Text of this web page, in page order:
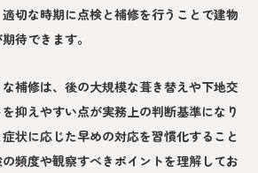
切な時期に点検と補修を行うことで建物
待できます。
補修は、後の大規模な葺き替えや下地交
抑えやすい点が実務上の判断基準になり
状に応じた早めの対応を習慣化すること
頻度や観察すべきポイントを理解してお